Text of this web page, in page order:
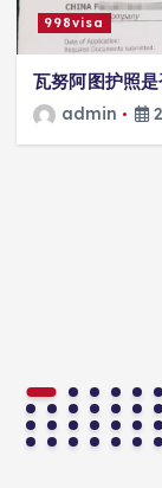
998visa
瓦努阿图护照
admin